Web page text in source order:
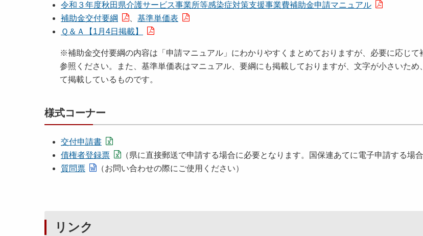
令和３年度秋田県介護サービス事業所等感染症対策支援事業費補助金申請マニュアル
補助金交付要綱
基準単価表
Ｑ＆Ａ【1月4日掲載】
※補助金交付要綱の内容は「申請マニュアル」にわかりやすくまとめておりますが、必要に応じて
参照ください。また、基準単価表はマニュアル、要綱にも掲載しておりますが、文字が小さいため
て掲載しているものです。
様式コーナー
交付申請書
債権者登録票
（県に直接郵送で申請する場合に必要となります。国保連あてに電子申請する場
質問票
（お問い合わせの際にご使用ください）
リンク